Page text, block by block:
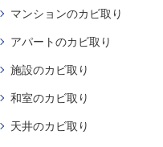
マンションのカビ取り
アパートのカビ取り
施設のカビ取り
和室のカビ取り
天井のカビ取り